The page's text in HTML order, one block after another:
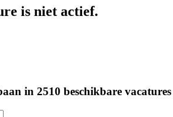
is niet actief.
in 2510 beschikbare vacatures